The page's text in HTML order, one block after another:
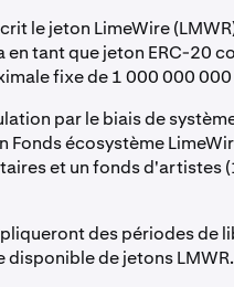
le jeton LimeWire
en tant que jeton ERC-20
fixe de 1 000 000
par le biais de
Fonds écosystème
et un fonds d'artistes
des périodes de
de jetons LMWR.